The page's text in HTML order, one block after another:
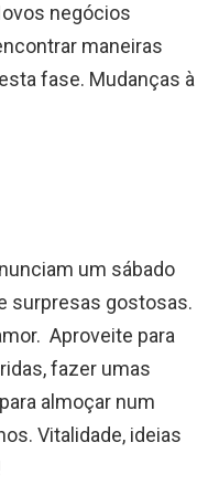
negócios
maneiras
fase. Mudanças à
um sábado
surpresas gostosas.
Aproveite para
fazer umas
almoçar num
Vitalidade, ideias